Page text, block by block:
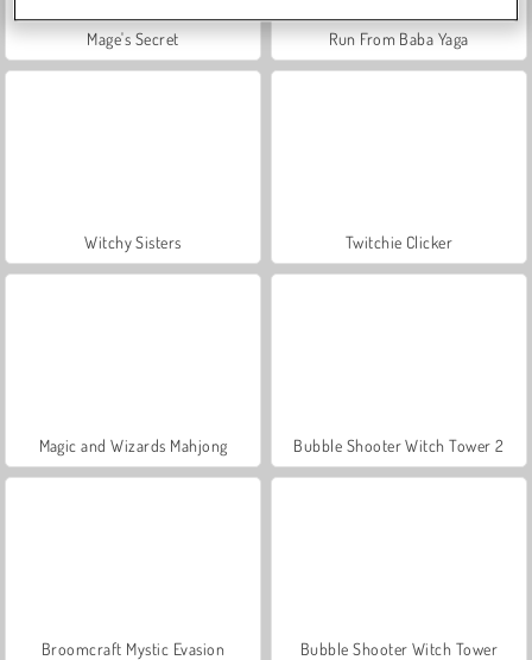
Mage's Secret Run From Baba Yaga
Witchy Sisters Twitchie Clicker
Magic and Wizards Mahjong Bubble Shooter Witch Tower 2
Broomcraft Mystic Evasion Bubble Shooter Witch Tower